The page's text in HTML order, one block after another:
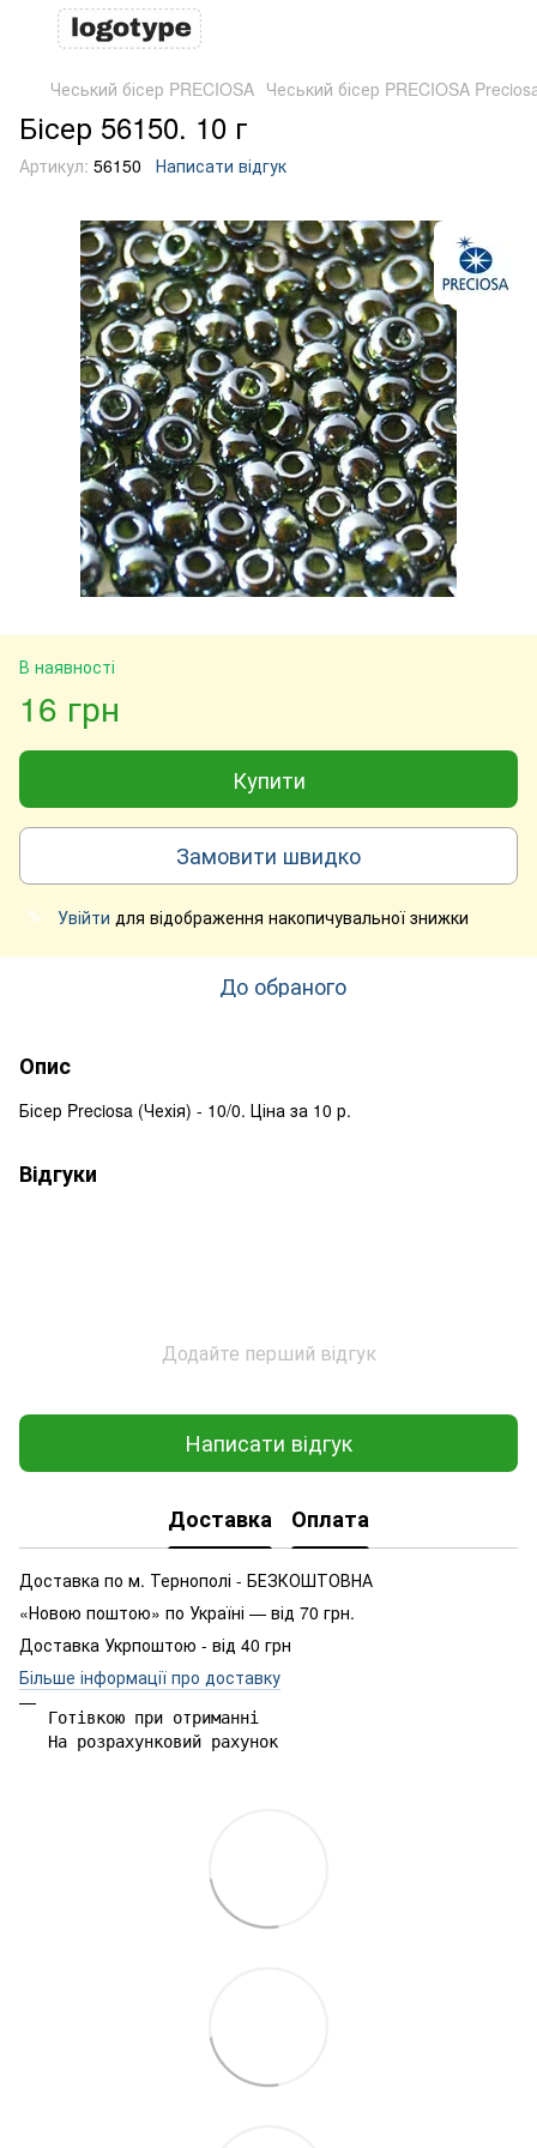
Чеський бісер PRECIOSA Чеський бісер PRECIOSA
Бісер 56150. 10 г
Артикул: 56150 Написати відгук
В наявності
16 грн
Купити
Замовити швидко
% Увійти для відображення накопичувальної знижки
До обраного
Опис
Бісер Preciosa (Чехія) - 10/0. Ціна за 10 р.
Відгуки
Додайте перший відгук
Написати відгук
Доставка Оплата
Доставка по м. Тернополі - БЕЗКОШТОВНА
«Новою поштою» по Україні — від 70 грн.
Доставка Укрпоштою - від 40 грн
Більше інформації про доставку
Готівкою при отриманні
На розрахунковий рахунок